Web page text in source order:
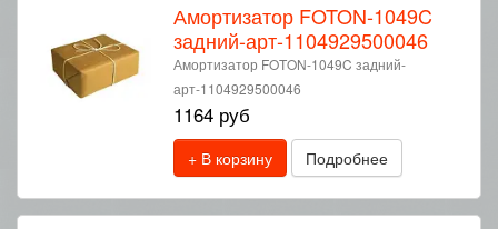
Амортизатор FOTON-1049C
задний-арт-1104929500046
Амортизатор FOTON-1049C задний-
арт-1104929500046
1164 руб
+ В корзину Подробнее